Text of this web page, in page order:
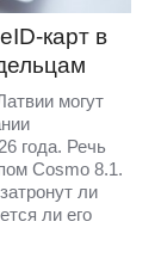
карт в
могут
года. Речь
Cosmo 8.1.
ли
ли его